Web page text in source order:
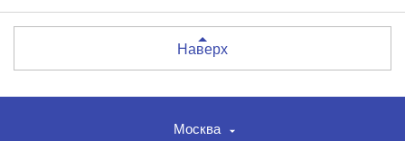
Наверх
Москва